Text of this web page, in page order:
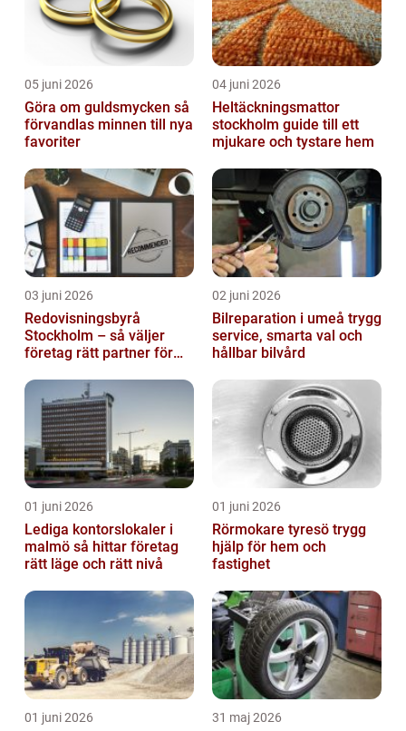
05 juni 2026
Göra om guldsmycken så
förvandlas minnen till nya
favoriter
04 juni 2026
Heltäckningsmattor
stockholm guide till ett
mjukare och tystare hem
03 juni 2026
Redovisningsbyrå
Stockholm – så väljer
företag rätt partner för
02 juni 2026
Bilreparation i umeå trygg
service, smarta val och
hållbar bilvård
01 juni 2026
Lediga kontorslokaler i
malmö så hittar företag
rätt läge och rätt nivå
01 juni 2026
Rörmokare tyresö trygg
hjälp för hem och
fastighet
01 juni 2026 31 maj 2026